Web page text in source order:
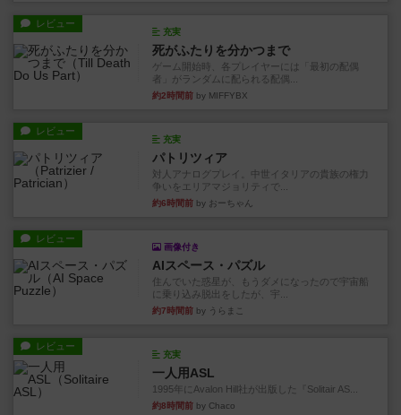
レビュー
充実
死がふたりを分かつまで
ゲーム開始時、各プレイヤーには「最初の配偶
者」がランダムに配られる配偶...
約2時間前 by MIFFYBX
レビュー
充実
パトリツィア
対人アナログプレイ。中世イタリアの貴族の権力
争いをエリアマジョリティで...
約6時間前 by おーちゃん
レビュー
画像付き
AIスペース・パズル
住んでいた惑星が、もうダメになったので宇宙船
に乗り込み脱出をしたが、宇...
約7時間前 by うらまこ
レビュー
充実
一人用ASL
1995年にAvalon Hill社が出版した『Solitair AS...
約8時間前 by Chaco